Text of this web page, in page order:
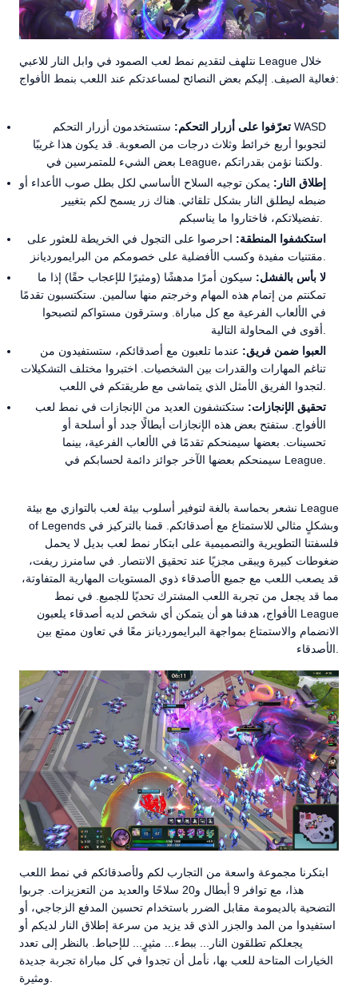
نتلهف لتقديم نمط لعب الصمود في وابل النار للاعبي League خلال
فعالية الصيف. إليكم بعض النصائح لمساعدتكم عند اللعب بنمط الأفواج:
تعرّفوا على أزرار التحكم: ستستخدمون أزرار التحكم WASD
لتجوبوا أربع خرائط وثلاث درجات من الصعوبة. قد يكون هذا غريبًا
إطلاق النار: يمكن توجيه السلاح الأساسي لكل بطل صوب الأعداء أو
ضبطه ليطلق النار بشكل تلقائي. هناك زر يسمح لكم بتغيير
استكشفوا المنطقة: احرصوا على التجول في الخريطة للعثور على
لا بأس بالفشل: سيكون أمرًا مدهشًا (ومثيرًا للإعجاب حقًا) إذا ما
تمكنتم من إتمام هذه المهام وخرجتم منها سالمين. ستكتسبون تقدمًا
في الألعاب الفرعية مع كل مباراة. وسترقون مستواكم لتصبحوا
العبوا ضمن فريق: عندما تلعبون مع أصدقائكم، ستستفيدون من
تناغم المهارات والقدرات بين الشخصيات. اختبروا مختلف التشكيلات
تحقيق الإنجازات: ستكتشفون العديد من الإنجازات في نمط لعب
الأفواج. ستفتح بعض هذه الإنجازات أبطالًا جدد أو أسلحة أو
تحسينات. بعضها سيمنحكم تقدمًا في الألعاب الفرعية، بينما
سيمنحكم بعضها الآخر جوائز دائمة لحسابكم في League.
نشعر بحماسة بالغة لتوفير أسلوب بيئة لعب بالتوازي مع بيئة League
of Legends وبشكلٍ مثالي للاستمتاع مع أصدقائكم. قمنا بالتركيز في
فلسفتنا التطويرية والتصميمية على ابتكار نمط لعب بديل لا يحمل
ضغوطات كبيرة ويبقى مجزيًا عند تحقيق الانتصار. في سامنرز ريفت،
قد يصعب اللعب مع جميع الأصدقاء ذوي المستويات المهارية المتفاوتة،
مما قد يجعل من تجربة اللعب المشترك تحديًا للجميع. في نمط
الأفواج، هدفنا هو أن يتمكن أي شخص لديه أصدقاء يلعبون League
الانضمام والاستمتاع بمواجهة البرايمورديانز معًا في تعاون ممتع بين
ابتكرنا مجموعة واسعة من التجارب لكم ولأصدقائكم في نمط اللعب
هذا، مع توافر 9 أبطال و20 سلاحًا والعديد من التعزيزات. جربوا
التضحية بالديمومة مقابل الضرر باستخدام تحسين المدفع الزجاجي، أو
استفيدوا من المد والجزر الذي قد يزيد من سرعة إطلاق النار لديكم أو
يجعلكم تطلقون النار... ببطء... مثيرٍ... للإحباط. بالنظر إلى تعدد
الخيارات المتاحة للعب بها، نأمل أن تجدوا في كل مباراة تجربة جديدة